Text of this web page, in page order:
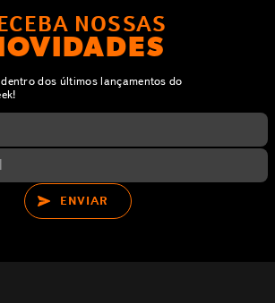
NOSSAS
dos últimos lançamentos do
ENVIAR